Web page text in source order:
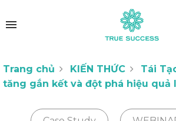
Trang chủ KIẾN THỨC
Tái
tăng gắn kết và đột phá hiệu quả